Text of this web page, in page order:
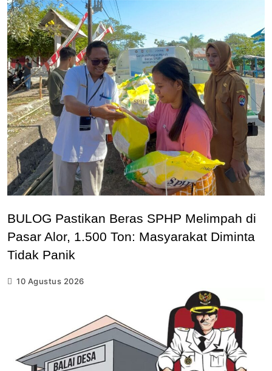
BULOG Pastikan Beras SPHP Melimpah di
Pasar Alor, 1.500 Ton: Masyarakat Diminta
Tidak Panik
10 Agustus 2026